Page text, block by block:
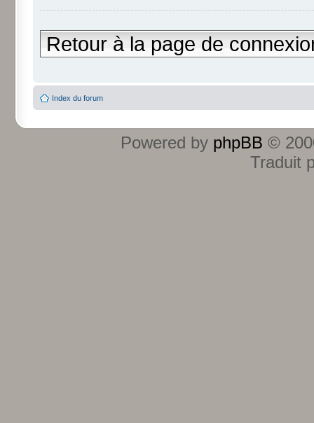
Retour à la page de
Index du forum
Powered by phpBB ©
Traduit